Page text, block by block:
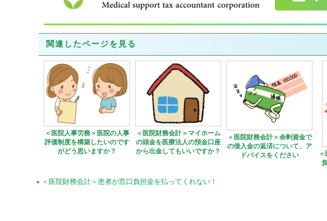
関連したページを見る
＜医院人事労務＞医院の人事
評価制度を構築したいのです
がどう思いますか？
＜医院財務会計＞マイホーム
の頭金を医療法人の預金口座
から出金してもいいですか？
＜医院財務会計＞余剰資金で
の借入金の返済について、ア
ドバイスをください
« ＜医院財務会計＞患者が窓口負担金を払ってくれない！